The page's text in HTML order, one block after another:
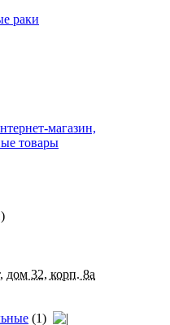
раки
магазин,
товары
дом 32, корп. 8а
(1)